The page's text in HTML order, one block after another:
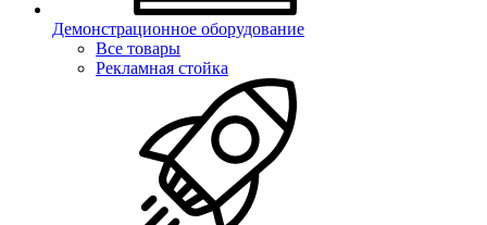
Демонстрационное оборудование
Все товары
Рекламная стойка